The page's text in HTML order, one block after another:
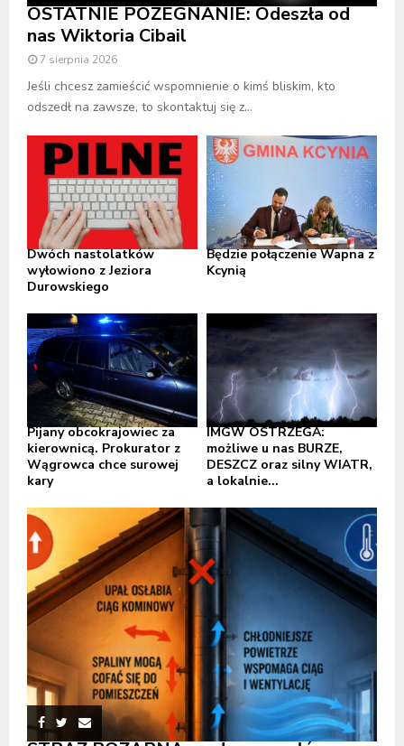
OSTATNIE POŻEGNANIE: Odeszła od
nas Wiktoria Cibail
7 sierpnia 2026
Jeśli chcesz zamieścić wspomnienie o kimś bliskim, kto
odszedł na zawsze, to skontaktuj się z...
Dwóch nastolatków
wyłowiono z Jeziora
Durowskiego
Będzie połączenie Wapna z
Kcynią
Pijany obcokrajowiec za
kierownicą. Prokurator z
Wągrowca chce surowej
kary
IMGW OSTRZEGA:
możliwe u nas BURZE,
DESZCZ oraz silny WIATR,
a lokalnie...